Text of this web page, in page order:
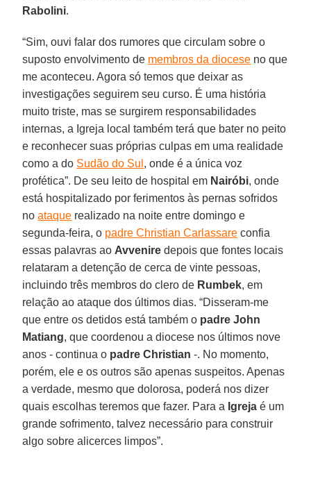
Rabolini.
“Sim, ouvi falar dos rumores que circulam sobre o
suposto envolvimento de membros da diocese no que
me aconteceu. Agora só temos que deixar as
investigações seguirem seu curso. É uma história
muito triste, mas se surgirem responsabilidades
internas, a Igreja local também terá que bater no peito
e reconhecer suas próprias culpas em uma realidade
como a do Sudão do Sul , onde é a única voz
profética”. De seu leito de hospital em Nairóbi, onde
está hospitalizado por ferimentos às pernas sofridos
noataque realizado na noite entre domingo e
segunda-feira, o padre Christian Carlassare confia
essas palavras ao Avvenire depois que fontes locais
relataram a detenção de cerca de vinte pessoas,
incluindo três membros do clero de Rumbek, em
relação ao ataque dos últimos dias. “Disseram-me
que entre os detidos está também o padre John
Matiang, que coordenou a diocese nos últimos nove
anos - continua o padre Christian -. No momento,
porém, ele e os outros são apenas suspeitos. Apenas
a verdade, mesmo que dolorosa, poderá nos dizer
quais escolhas teremos que fazer. Para a Igreja é um
grande sofrimento, talvez necessário para construir
algo sobre alicerces limpos”.